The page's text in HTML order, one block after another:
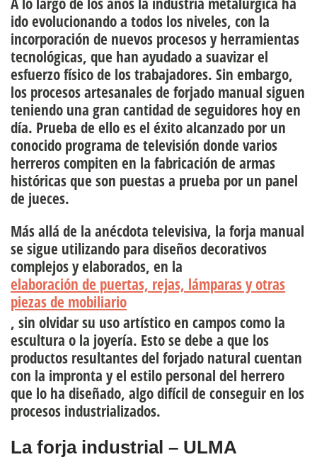
ido evolucionando a todos los niveles, con la
incorporación de nuevos procesos y herramientas
tecnológicas, que han ayudado a suavizar el
esfuerzo físico de los trabajadores. Sin embargo,
los procesos artesanales de forjado manual siguen
teniendo una gran cantidad de seguidores hoy en
día. Prueba de ello es el éxito alcanzado por un
conocido programa de televisión donde varios
herreros compiten en la fabricación de armas
históricas que son puestas a prueba por un panel
de jueces.
Más allá de la anécdota televisiva, la forja manual
se sigue utilizando para diseños decorativos
complejos y elaborados, en la
elaboración de puertas, rejas, lámparas y otras
piezas de mobiliario
, sin olvidar su uso artístico en campos como la
escultura o la joyería. Esto se debe a que los
productos resultantes del forjado natural cuentan
con la impronta y el estilo personal del herrero
que lo ha diseñado, algo difícil de conseguir en los
procesos industrializados.
La forja industrial – ULMA